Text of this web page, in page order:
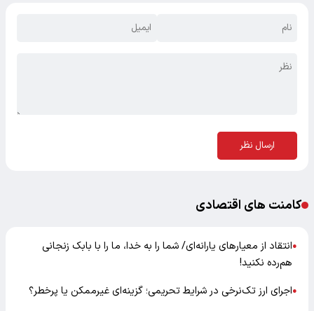
ارسال نظر
کامنت های اقتصادی
●انتقاد از معیارهای یارانه‌ای/ شما را به خدا، ما را با بابک زنجانی
هم‌رده نکنید!
●اجرای ارز تک‌نرخی در شرایط تحریمی؛ گزینه‌ای غیرممکن یا پرخطر؟